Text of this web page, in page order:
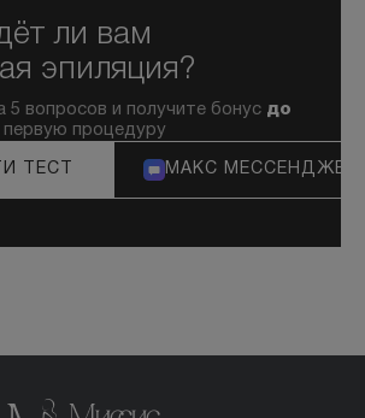
ли вам
эпиляция?
5 вопросов и получите бонус до
первую процедуру
ТЕСТ МАКС МЕССЕНДЖЕР